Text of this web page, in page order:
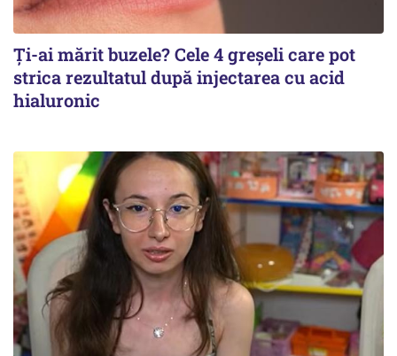
Ți-ai mărit buzele? Cele 4 greșeli care pot
strica rezultatul după injectarea cu acid
hialuronic